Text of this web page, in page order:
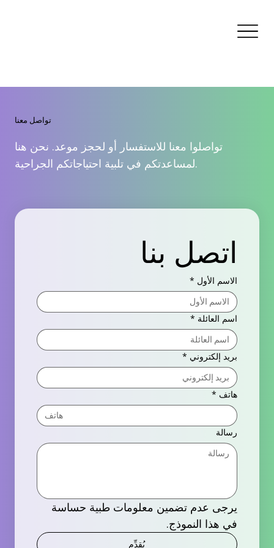
تواصل معنا
تواصلوا معنا للاستفسار أو لحجز موعد. نحن هنا
لمساعدتكم في تلبية احتياجاتكم الجراحية.
اتصل بنا
الاسم الأول *
اسم العائلة *
بريد إلكتروني *
هاتف *
رسالة
في هذا النموذج.
يُقدِّم